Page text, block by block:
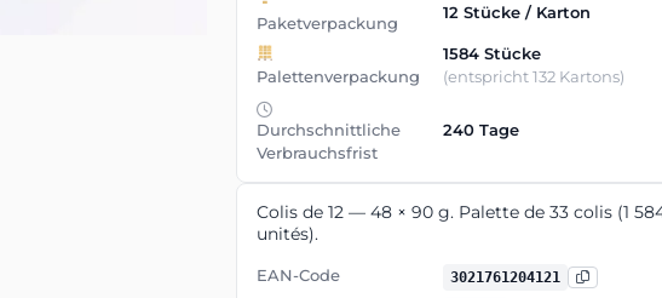
Paketverpackung
12 Stücke / Karton
Palettenverpackung
1584 Stücke
(entspricht 132 Kartons)
Durchschnittliche
Verbrauchsfrist
240 Tage
Colis de 12 — 48 × 90 g. Palette de 33 colis (1
unités).
EAN-Code 3021761204121